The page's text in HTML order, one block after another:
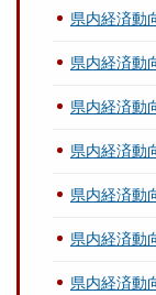
県内経済動
県内経済動
県内経済動
県内経済動
県内経済動
県内経済動
県内経済動